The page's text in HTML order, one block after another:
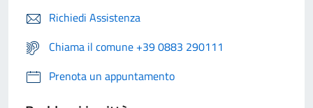
Richiedi Assistenza
Chiama il comune +39 0883 290111
Prenota un appuntamento